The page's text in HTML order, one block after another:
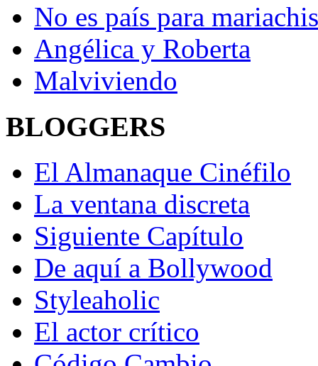
No es país para mariachis
Angélica y Roberta
Malviviendo
BLOGGERS
El Almanaque Cinéfilo
La ventana discreta
Siguiente Capítulo
De aquí a Bollywood
Styleaholic
El actor crítico